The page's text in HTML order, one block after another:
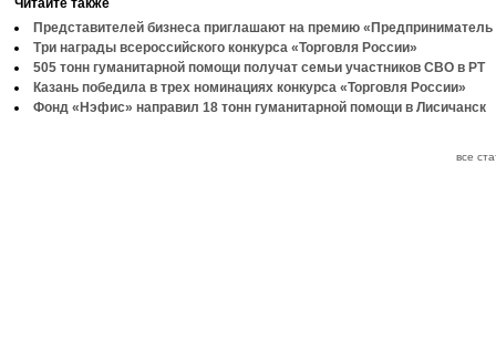
Читайте также
Представителей бизнеса приглашают на премию «Предприниматель
Три награды всероссийского конкурса «Торговля России»
505 тонн гуманитарной помощи получат семьи участников СВО в РТ
Казань победила в трех номинациях конкурса «Торговля России»
Фонд «Нэфис» направил 18 тонн гуманитарной помощи в Лисичанск
все